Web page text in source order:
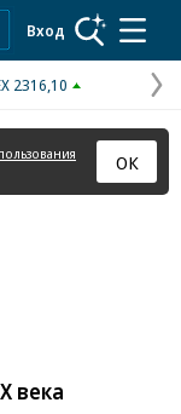
Вход
2316,10
ОК
века